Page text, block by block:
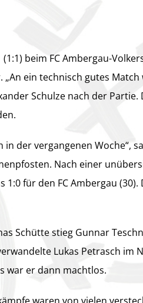
beim FC Ambergau-
ein technisch gutes Match
Schulze nach der
der vergangenen Woche“,
Nach einer
für den FC Ambergau
Schütte stieg Gunnar
Lukas Petrasch im
war er dann machtlos.